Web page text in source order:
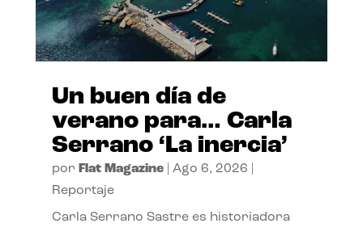
Un buen día de
verano para… Carla
Serrano ‘La inercia’
por Flat Magazine| Ago 6, 2026
Reportaje
Carla Serrano Sastre es historiadora